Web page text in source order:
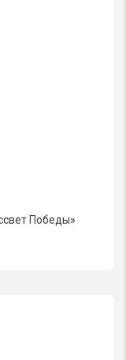
Победы»